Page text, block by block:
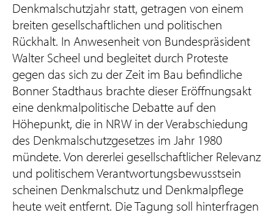
Denkmalschutzjahr statt, getragen von einem
breiten gesellschaftlichen und politischen
Rückhalt. In Anwesenheit von Bundespräsident
Walter Scheel und begleitet durch Proteste
gegen das sich zu der Zeit im Bau befindliche
Bonner Stadthaus brachte dieser Eröffnungsakt
eine denkmalpolitische Debatte auf den
Höhepunkt, die in NRW in der Verabschiedung
des Denkmalschutzgesetzes im Jahr 1980
mündete. Von dererlei gesellschaftlicher Relevanz
und politischem Verantwortungsbewusstsein
scheinen Denkmalschutz und Denkmalpflege
heute weit entfernt. Die Tagung soll hinterfragen